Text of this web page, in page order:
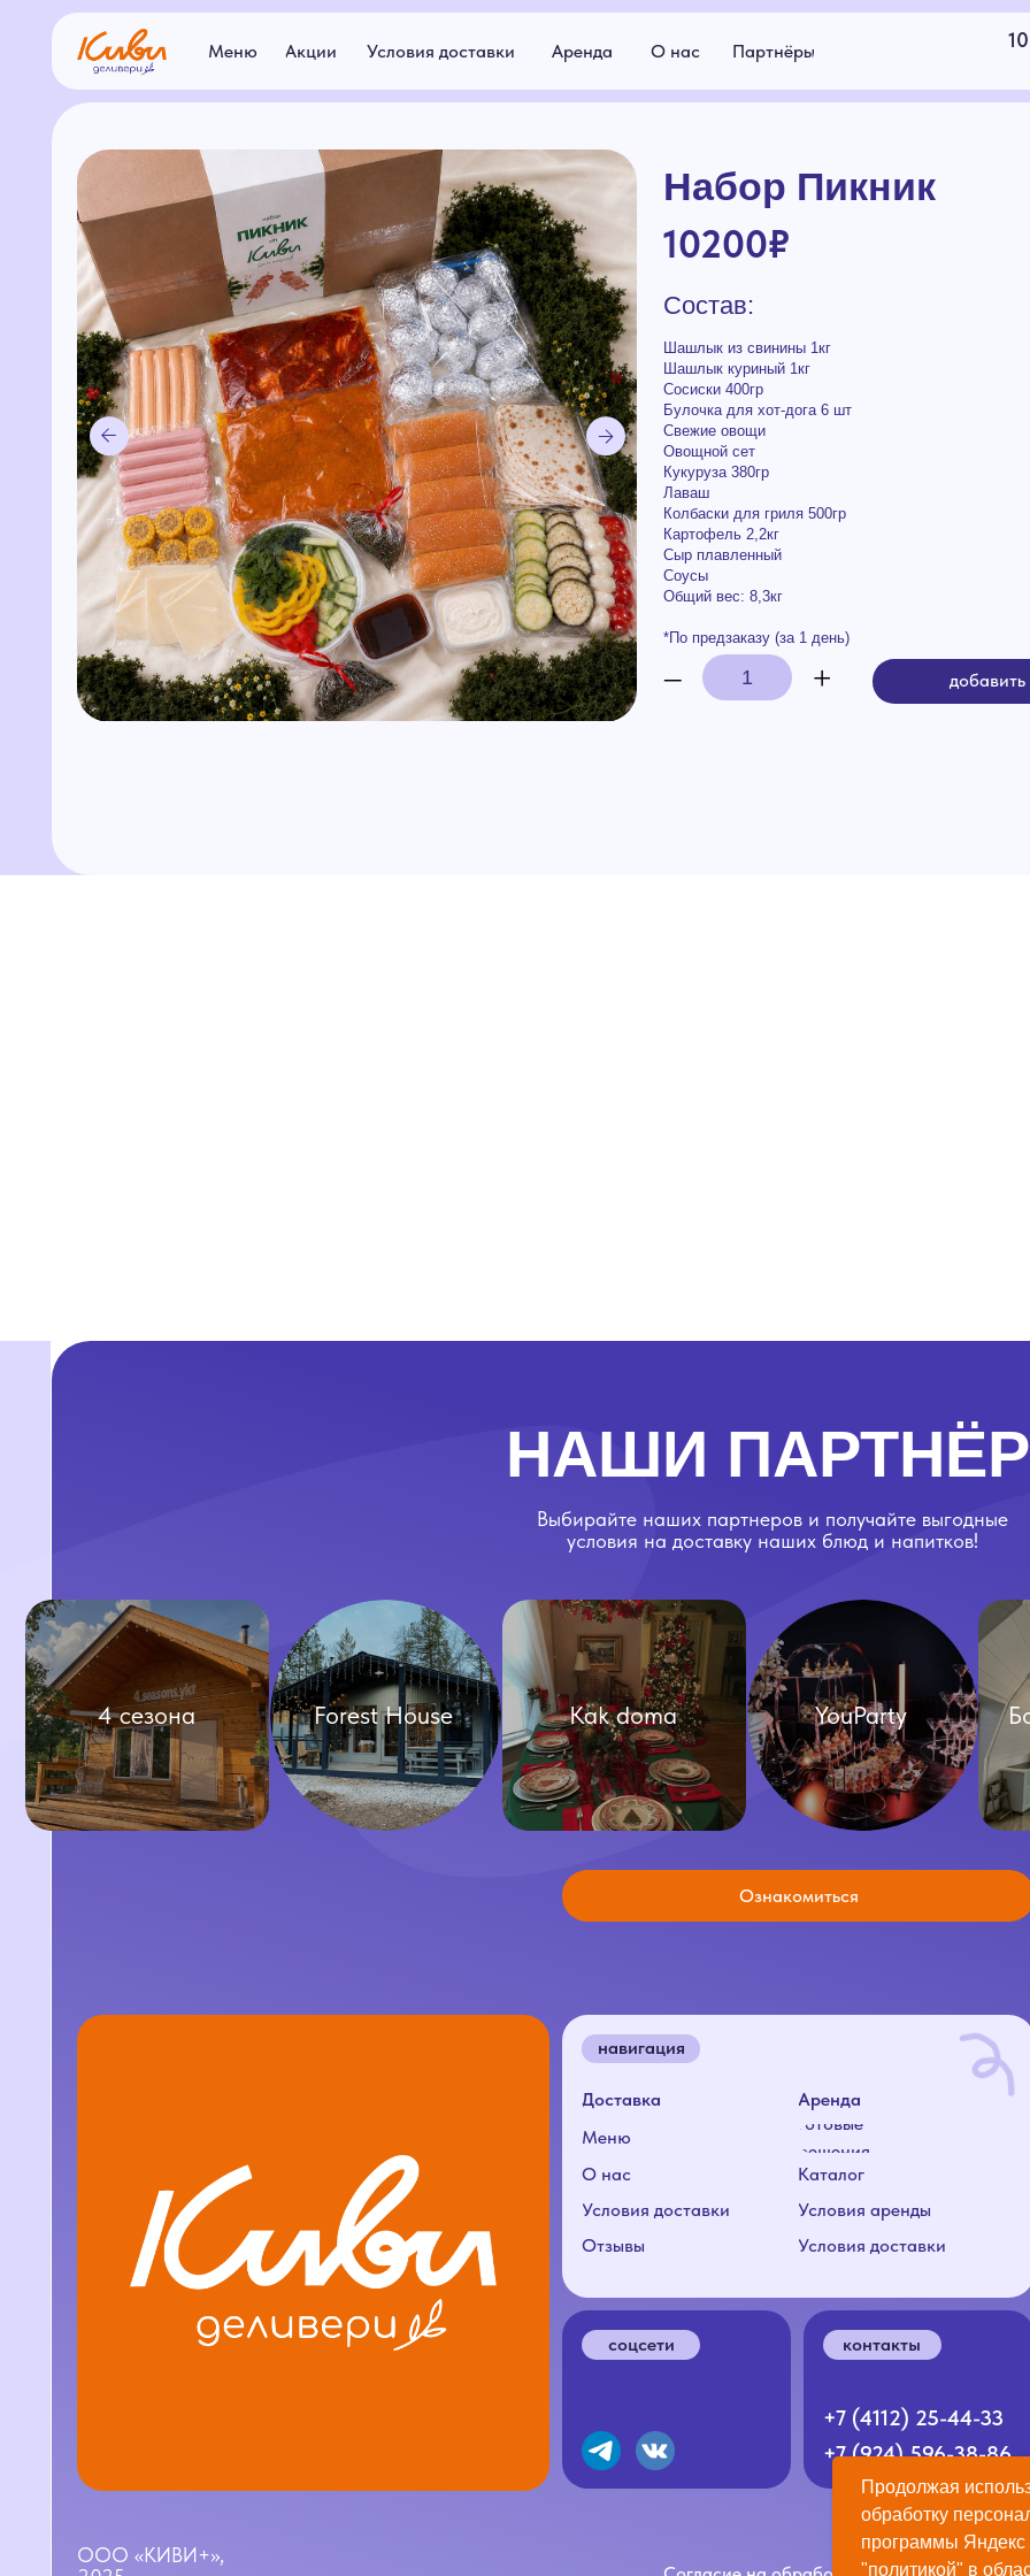
Партнёры
О нас
Аренда
Условия доставки
Акции
Меню
Шашлык из свинины 1кг
Шашлык куриный 1кг
Сосиски 400гр
Булочка для хот-дога 6 шт
Свежие овощи
Овощной сет
Кукуруза 380гр
Лаваш
Колбаски для гриля 500гр
Картофель 2,2кг
Сыр плавленный
Соусы
Общий вес: 8,3кг
*По предзаказу (за 1 день)
Состав:
Набор Пикник
– +
10200
Kak doma YouParty Большая
ООО «КИВИ+»,
ИНН 1400034415
ОГРН 1241400004416
контакты
соцсети
адрес
навигация
+7 (4112) 25-44-33
Аренда
Доставка
Меню
Политика конфиденциальности
Согласие на обработку ПД
Готовые
решения
Ознакомиться
Продолжая
обработку
программы Яндекс
"политикой" в